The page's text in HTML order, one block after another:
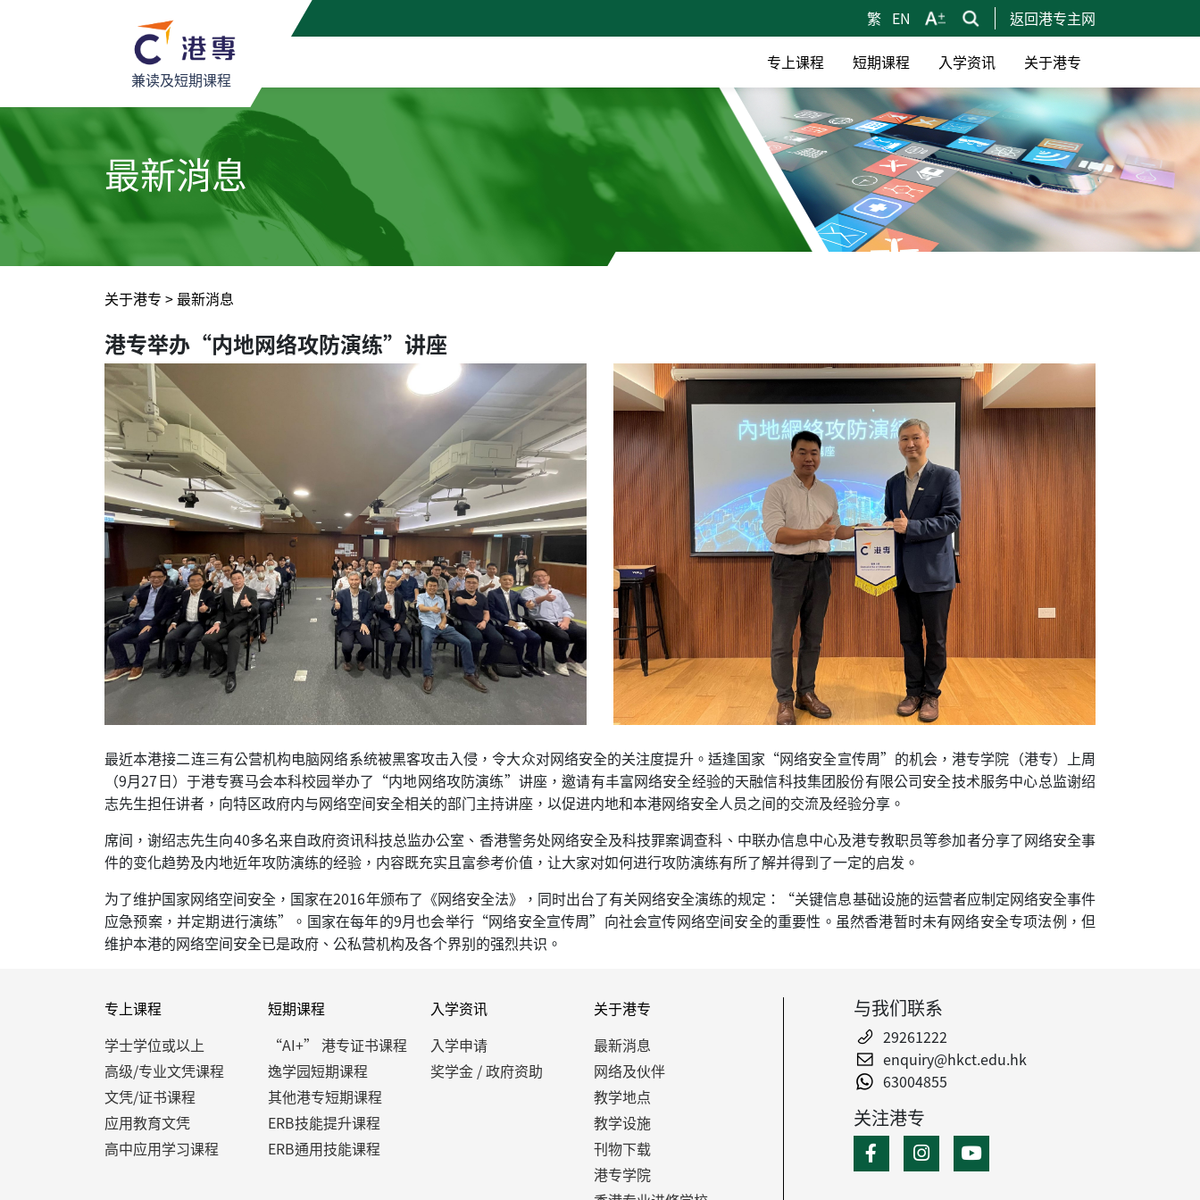
繁 EN 返回港专主网
兼读及短期课程
专上课程 短期课程 入学资讯 关于港专
最新消息
关于港专 > 最新消息
港专举办“内地网络攻防演练”讲座
最近本港接二连三有公营机构电脑网络系统被黑客攻击入侵，令大众对网络安全的关注度提升。适逢国家“网络安全宣传周”的机会，港专学院（港专）上周
（9月27日）于港专赛马会本科校园举办了“内地网络攻防演练”讲座，邀请有丰富网络安全经验的天融信科技集团股份有限公司安全技术服务中心总监谢绍
志先生担任讲者，向特区政府内与网络空间安全相关的部门主持讲座，以促进内地和本港网络安全人员之间的交流及经验分享。
席间，谢绍志先生向40多名来自政府资讯科技总监办公室、香港警务处网络安全及科技罪案调查科、中联办信息中心及港专教职员等参加者分享了网络安全事
件的变化趋势及内地近年攻防演练的经验，内容既充实且富参考价值，让大家对如何进行攻防演练有所了解并得到了一定的启发。
为了维护国家网络空间安全，国家在2016年颁布了《网络安全法》，同时出台了有关网络安全演练的规定：“关键信息基础设施的运营者应制定网络安全事件
应急预案，并定期进行演练”。国家在每年的9月也会举行“网络安全宣传周”向社会宣传网络空间安全的重要性。虽然香港暂时未有网络安全专项法例，但
维护本港的网络空间安全已是政府、公私营机构及各个界别的强烈共识。
专上课程
学士学位或以上
高级/专业文凭课程
文凭/证书课程
应用教育文凭
高中应用学习课程
短期课程
“AI+” 港专证书课程
逸学园短期课程
其他港专短期课程
ERB技能提升课程
ERB通用技能课程
入学资讯
入学申请
奖学金 / 政府资助
关于港专
最新消息
网络及伙伴
教学地点
教学设施
刊物下载
港专学院
与我们联系
29261222
enquiry@hkct.edu.hk
63004855
关注港专